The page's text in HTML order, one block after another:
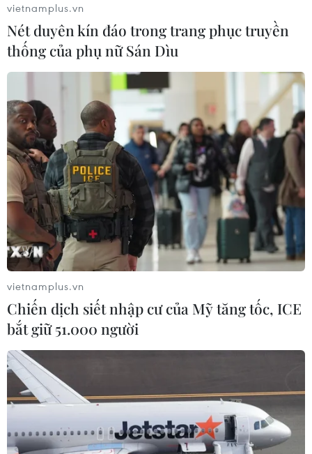
vietnamplus.vn
Nét duyên kín đáo trong trang phục truyền
thống của phụ nữ Sán Dìu
vietnamplus.vn
Chiến dịch siết nhập cư của Mỹ tăng tốc, ICE
bắt giữ 51.000 người